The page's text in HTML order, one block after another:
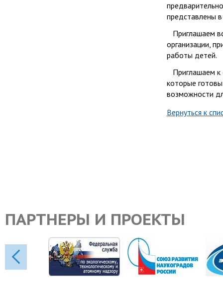
представлены
Приглашаем
организации,
работы детей.
Приглашаем к
которые
возможности
Вернуться к
ПАРТНЕРЫ И ПРОЕКТЫ